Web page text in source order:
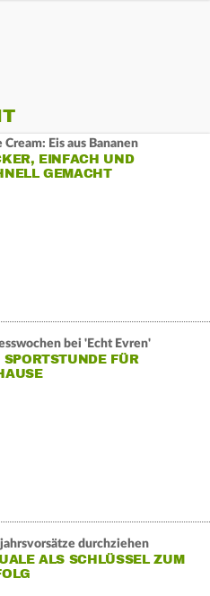
Cream: Eis aus Bananen
EINFACH UND
GEMACHT
bei 'Echt Evren'
SPORTSTUNDE FÜR
durchziehen
ALS SCHLÜSSEL ZUM